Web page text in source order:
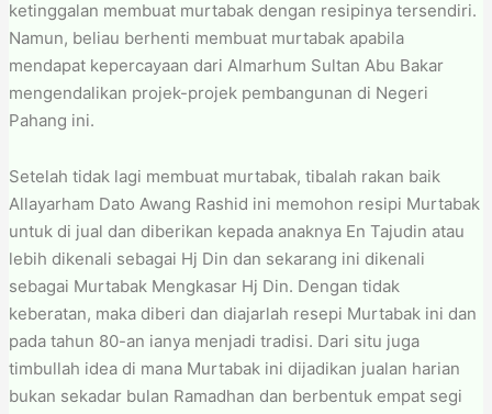
ketinggalan membuat murtabak dengan resipinya tersendiri.
Namun, beliau berhenti membuat murtabak apabila
mendapat kepercayaan dari Almarhum Sultan Abu Bakar
mengendalikan projek-projek pembangunan di Negeri
Pahang ini.
Setelah tidak lagi membuat murtabak, tibalah rakan baik
Allayarham Dato Awang Rashid ini memohon resipi Murtabak
untuk di jual dan diberikan kepada anaknya En Tajudin atau
lebih dikenali sebagai Hj Din dan sekarang ini dikenali
sebagai Murtabak Mengkasar Hj Din. Dengan tidak
keberatan, maka diberi dan diajarlah resepi Murtabak ini dan
pada tahun 80-an ianya menjadi tradisi. Dari situ juga
timbullah idea di mana Murtabak ini dijadikan jualan harian
bukan sekadar bulan Ramadhan dan berbentuk empat segi